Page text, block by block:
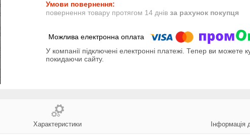
повернення товару протягом 14 днів за рахунок покупця
У компанії підключені електронні платежі. Тепер ви можете
покидаючи сайту.
Характеристики Інформація